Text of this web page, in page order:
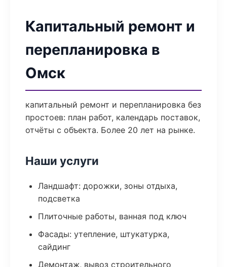
Капитальный ремонт и
перепланировка в
Омск
капитальный ремонт и перепланировка без
простоев: план работ, календарь поставок,
отчёты с объекта. Более 20 лет на рынке.
Наши услуги
Ландшафт: дорожки, зоны отдыха,
подсветка
Плиточные работы, ванная под ключ
Фасады: утепление, штукатурка,
сайдинг
Демонтаж, вывоз строительного